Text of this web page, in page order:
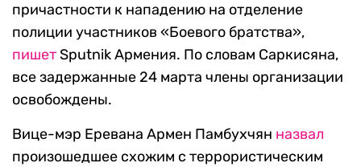
причастности к нападению на отделение
полиции участников «Боевого братства»,
пишетSputnik Армения. По словам Саркисяна,
все задержанные 24 марта члены организации
освобождены.
Вице-мэр Еревана Армен Памбухчян назвал
произошедшее схожим с террористическим